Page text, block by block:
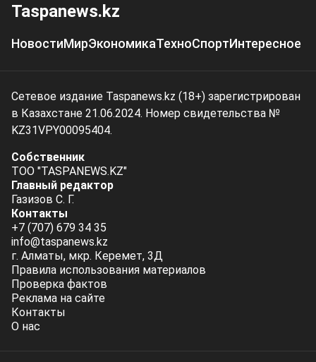
Taspanews.kz
НовостиМирЭкономикаТехноСпортИнтересное
Сетевое издание Taspanews.kz (18+) зарегистрирован
в Казахстане 21.06.2024. Номер свидетельства №
KZ31VPY00095404.
Собственник
ТОО "TASPANEWS.KZ"
Главный редактор
Газизов С. Г.
Контакты
+7 (707) 679 34 35
info@taspanews.kz
г. Алматы, мкр. Керемет, 3Д
Правила использования материалов
Проверка фактов
Реклама на сайте
Контакты
О нас